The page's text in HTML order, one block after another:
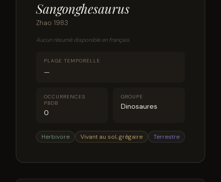
Sangonghesaurus
Zhao 1983
Aucun résumé disponible en français.
PLAGE TEMPORELLE
—
OCCURRENCES
PBDB
0
GROUPE
Dinosaures
Herbivore Vivant au sol, grégaire Terrestre